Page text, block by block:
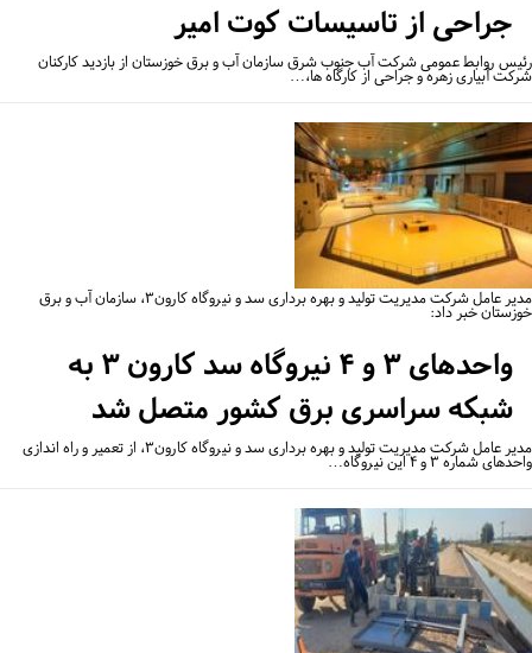
جراحی از تاسیسات کوت امیر
روابط عمومی شرکت آب جنوب شرق سازمان آب و برق خوزستان از بازدید کارکنان
آبیاری زهره و جراحی از کارگاه ها،…
مدیر عامل شرکت مدیریت تولید و بهره برداری سد و نیروگاه کارون۳، سازمان آب و برق
خبر داد:
واحدهای ۳ و ۴ نیروگاه سد کارون ۳ به
شبکه سراسری برق کشور متصل شد
مدیر عامل شرکت مدیریت تولید و بهره برداری سد و نیروگاه کارون۳، از تعمیر و راه اندازی
شماره ۳ و ۴ این نیروگاه…